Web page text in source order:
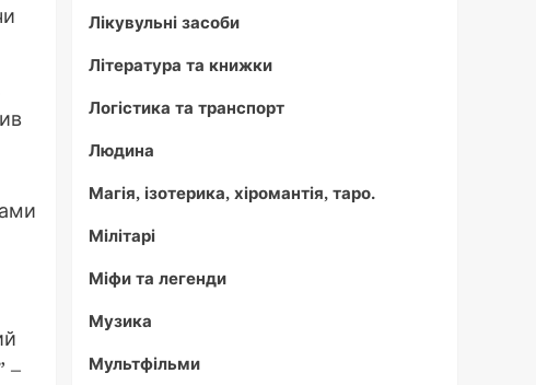
–
Лікувульні засоби
Література та книжки
Логістика та транспорт
Людина
Магія, ізотерика, хіромантія, таро.
Мілітарі
Міфи та легенди
Музика
Мультфільми